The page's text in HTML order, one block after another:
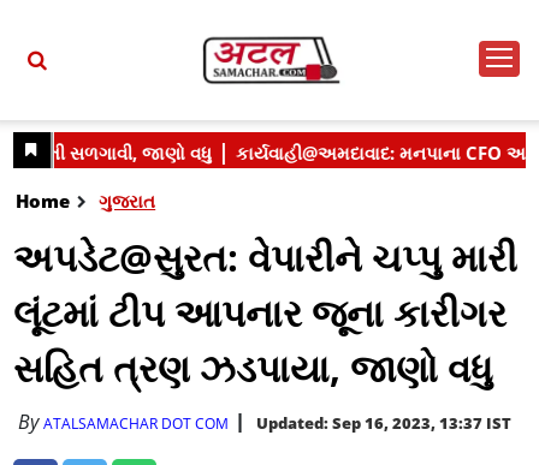
Home ગુજરાત
અપડેટ@સુરત: વેપારીને ચપ્પુ મારી
લૂંટમાં ટીપ આપનાર જૂના કારીગર
સહિત ત્રણ ઝડપાયા, જાણો વધુ
ByATALSAMACHAR DOT COM Updated: Sep 16, 2023, 13:37 IST